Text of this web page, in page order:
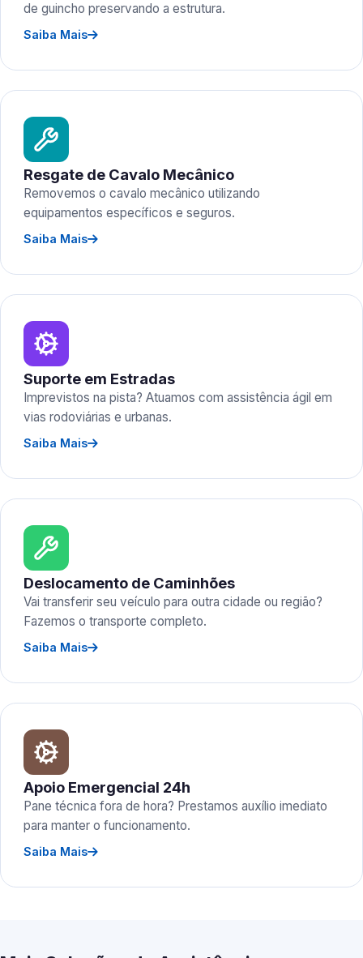
de guincho preservando a estrutura.
Saiba Mais
Resgate de Cavalo Mecânico
Removemos o cavalo mecânico utilizando
equipamentos específicos e seguros.
Saiba Mais
Suporte em Estradas
Imprevistos na pista? Atuamos com assistência ágil em
vias rodoviárias e urbanas.
Saiba Mais
Deslocamento de Caminhões
Vai transferir seu veículo para outra cidade ou região?
Fazemos o transporte completo.
Saiba Mais
Apoio Emergencial 24h
Pane técnica fora de hora? Prestamos auxílio imediato
para manter o funcionamento.
Saiba Mais